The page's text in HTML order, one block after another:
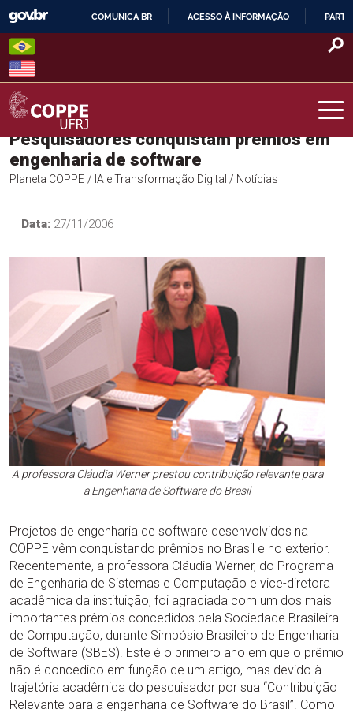
Skip
content
O
COMUNICA BR ACESSO À INFORMAÇÃO
COPPE – UFRJ
Pesquisadores conquistam prêmios em
engenharia de software
Planeta COPPE / IA e Transformação Digital / Notícias
Data: 27/11/2006
A professora Cláudia Werner prestou contribuição relevante para
a Engenharia de Software do Brasil
Projetos de engenharia de software desenvolvidos na
COPPE vêm conquistando prêmios no Brasil e no exterior.
Recentemente, a professora Cláudia Werner, do Programa
de Engenharia de Sistemas e Computação e vice-diretora
acadêmica da instituição, foi agraciada com um dos mais
importantes prêmios concedidos pela Sociedade Brasileira
de Computação, durante Simpósio Brasileiro de Engenharia
de Software (SBES). Este é o primeiro ano em que o prêmio
não é concedido em função de um artigo, mas devido à
trajetória acadêmica do pesquisador por sua “Contribuição
Relevante para a engenharia de Software do Brasil”. Como